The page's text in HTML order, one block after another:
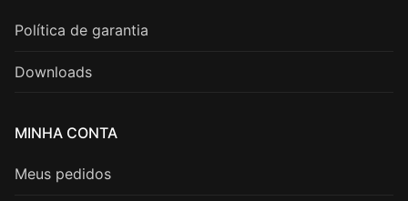
Política de garantia
Downloads
MINHA CONTA
Meus pedidos